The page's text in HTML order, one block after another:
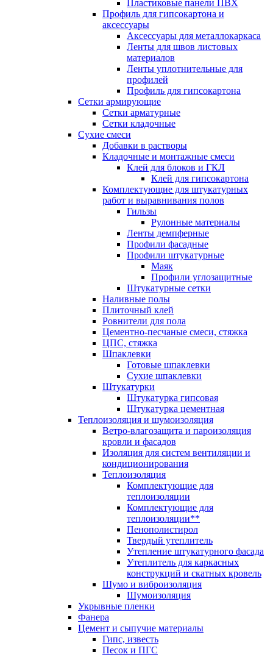
Пластиковые панели ПВХ
Профиль для гипсокартона и
аксессуары
Аксессуары для металлокаркаса
Ленты для швов листовых
материалов
Ленты уплотнительные для
профилей
Профиль для гипсокартона
Сетки армирующие
Сетки арматурные
Сетки кладочные
Сухие смеси
Добавки в растворы
Кладочные и монтажные смеси
Клей для блоков и ГКЛ
Клей для гипсокартона
Комплектующие для штукатурных
работ и выравнивания полов
Гильзы
Рулонные материалы
Ленты демпферные
Профили фасадные
Профили штукатурные
Маяк
Профили углозащитные
Штукатурные сетки
Наливные полы
Плиточный клей
Ровнители для пола
Цементно-песчаные смеси, стяжка
ЦПС, стяжка
Шпаклевки
Готовые шпаклевки
Сухие шпаклевки
Штукатурки
Штукатурка гипсовая
Штукатурка цементная
Теплоизоляция и шумоизоляция
Ветро-влагозащита и пароизоляция
кровли и фасадов
Изоляция для систем вентиляции и
кондиционирования
Теплоизоляция
Комплектующие для
теплоизоляции
Комплектующие для
теплоизоляции**
Пенополистирол
Твердый утеплитель
Утепление штукатурного фасада
Утеплитель для каркасных
конструкций и скатных кровель
Шумо и виброизоляция
Шумоизоляция
Укрывные пленки
Фанера
Цемент и сыпучие материалы
Гипс, известь
Песок и ПГС